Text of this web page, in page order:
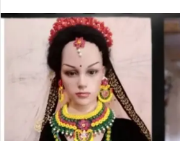
l
l
o
w
o
n
X
d
a
n
e
m
a